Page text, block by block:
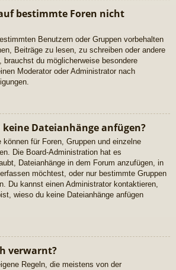
bestimmte Foren nicht
Benutzern oder Gruppen vorbehalten
Beiträge zu lesen, zu schreiben oder andere
brauchst du möglicherweise besondere
Moderator oder Administrator nach
Dateianhänge anfügen?
können für Foren, Gruppen und einzelne
Die Board-Administration hat es
Dateianhänge in dem Forum anzufügen, in
möchtest, oder nur bestimmte Gruppen
Du kannst einen Administrator kontaktieren,
wieso du keine Dateianhänge anfügen
verwarnt?
Regeln, die meistens von der